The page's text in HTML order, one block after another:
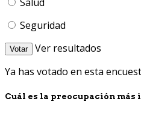
Seguridad
Votar
Ver resultados
Ya has votado en esta
Cuál es la preocupación más